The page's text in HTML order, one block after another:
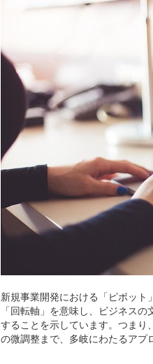
新規事業開発における「ピボット
「回転軸」を意味し、ビジネス
することを示しています。つまり
の微調整まで、多岐にわたるアプ